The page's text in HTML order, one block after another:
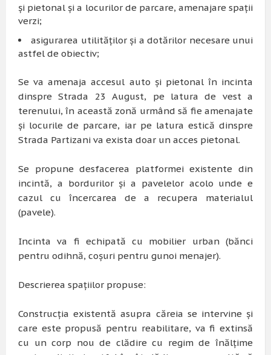
și pietonal și a locurilor de parcare, amenajare spații
verzi;
asigurarea utilităților și a dotărilor necesare unui
astfel de obiectiv;
Se va amenaja accesul auto și pietonal în incinta
dinspre Strada 23 August, pe latura de vest a
terenului, în această zonă urmând să fie amenajate
și locurile de parcare, iar pe latura estică dinspre
Strada Partizani va exista doar un acces pietonal.
Se propune desfacerea platformei existente din
incintă, a bordurilor și a pavelelor acolo unde e
cazul cu încercarea de a recupera materialul
(pavele).
Incinta va fi echipată cu mobilier urban (bănci
pentru odihnă, coșuri pentru gunoi menajer).
Descrierea spațiilor propuse:
Construcția existentă asupra căreia se intervine și
care este propusă pentru reabilitare, va fi extinsă
cu un corp nou de clădire cu regim de înălțime